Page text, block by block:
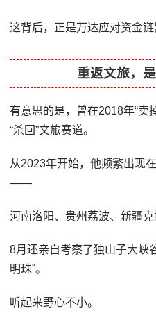
这背后，正是万达应对资金链
重返文旅，
有意思的是，曾在2018年“卖
“杀回”文旅赛道。
从2023年开始，他频繁出现
——
河南洛阳、贵州荔波、新疆
8月还亲自考察了独山子大峡
明珠”。
听起来野心不小。